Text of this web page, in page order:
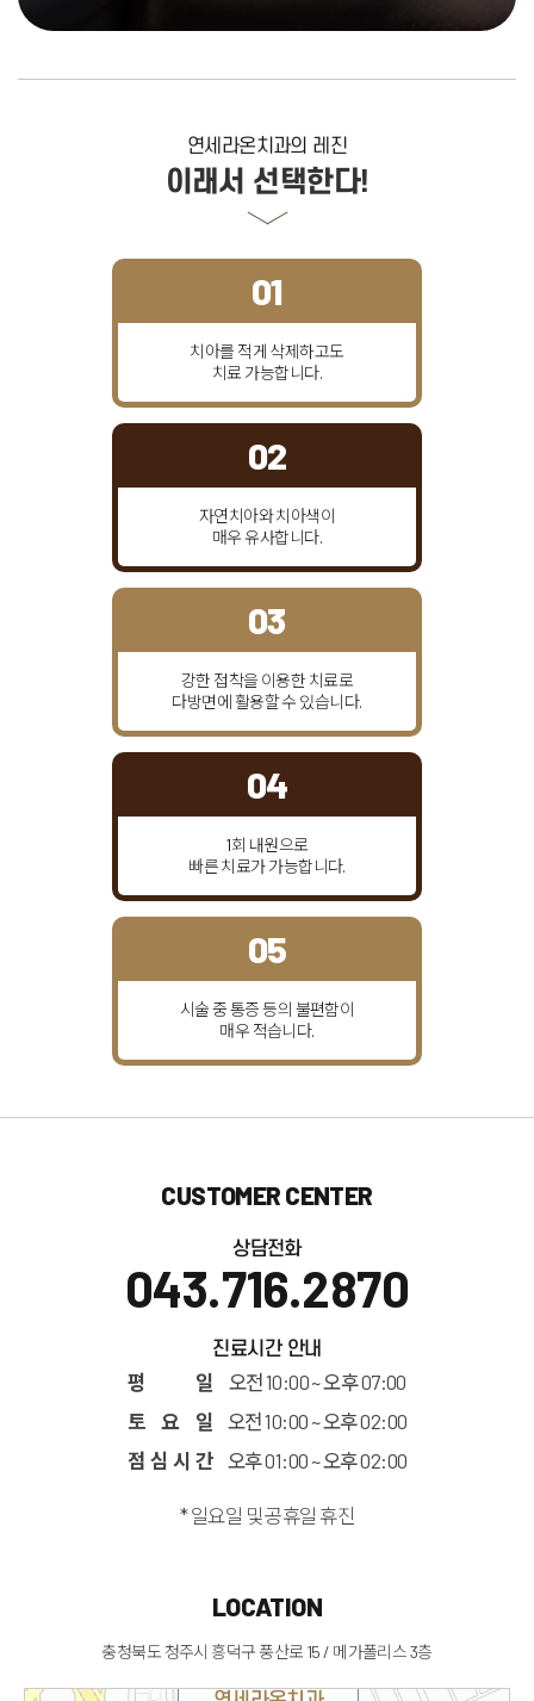
연세라온치과의 레진
이래서 선택한다!
01
치아를 적게 삭제하고도
치료 가능합니다.
02
자연치아와 치아색이
매우 유사합니다.
03
강한 접착을 이용한 치료로
다방면에 활용할 수 있습니다.
04
1회 내원으로
빠른 치료가가능합니다.
05
시술 중통증 등의 불편함이
매우 적습니다.
CUSTOMER CENTER
상담전화
043.716.2870
진료시간 안내
평 일
오전 10:00 ~ 오후 07:00
토 요 일
오전 10:00 ~ 오후 02:00
점 심 시 간
오후 01:00 ~ 오후 02:00
* 일요일 및 공휴일 휴진
LOCATION
충청북도 청주시 흥덕구 풍산로 15 / 메가폴리스 3층